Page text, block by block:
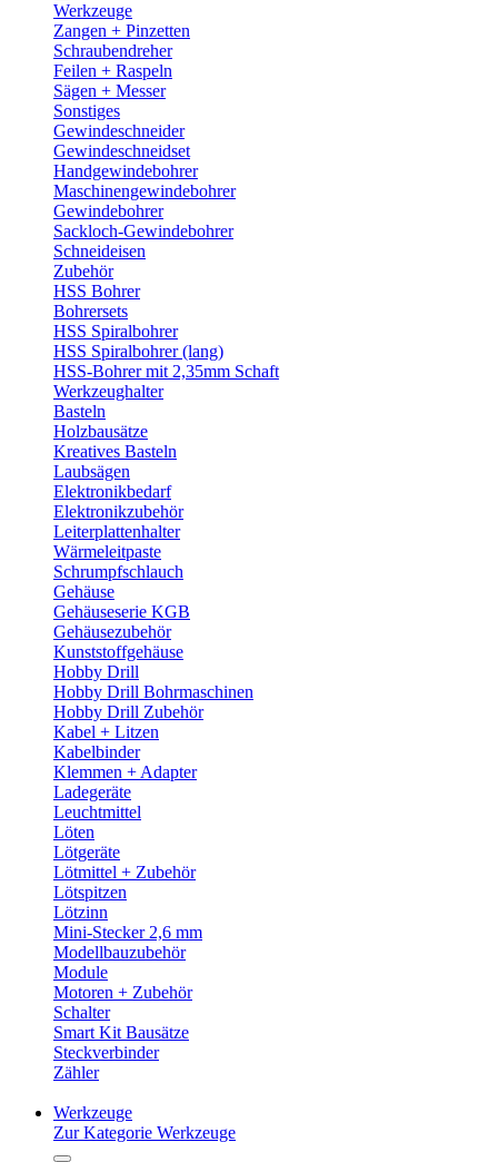
Werkzeuge
Zangen + Pinzetten
Schraubendreher
Feilen + Raspeln
Sägen + Messer
Sonstiges
Gewindeschneider
Gewindeschneidset
Handgewindebohrer
Maschinengewindebohrer
Gewindebohrer
Sackloch-Gewindebohrer
Schneideisen
Zubehör
HSS Bohrer
Bohrersets
HSS Spiralbohrer
HSS Spiralbohrer (lang)
HSS-Bohrer mit 2,35mm Schaft
Werkzeughalter
Basteln
Holzbausätze
Kreatives Basteln
Laubsägen
Elektronikbedarf
Elektronikzubehör
Leiterplattenhalter
Wärmeleitpaste
Schrumpfschlauch
Gehäuse
Gehäuseserie KGB
Gehäusezubehör
Kunststoffgehäuse
Hobby Drill
Hobby Drill Bohrmaschinen
Hobby Drill Zubehör
Kabel + Litzen
Kabelbinder
Klemmen + Adapter
Ladegeräte
Leuchtmittel
Löten
Lötgeräte
Lötmittel + Zubehör
Lötspitzen
Lötzinn
Mini-Stecker 2,6 mm
Modellbauzubehör
Module
Motoren + Zubehör
Schalter
Smart Kit Bausätze
Steckverbinder
Zähler
Werkzeuge
Zur Kategorie Werkzeuge